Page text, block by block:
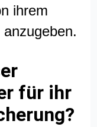
ihrem
für ihr